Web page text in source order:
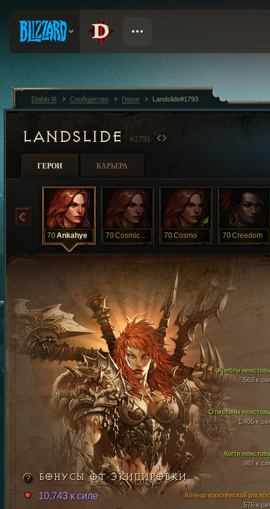
LANDSLIDE #1793
ГЕРОИ КАРЬЕРА
70Ankahye 70 CosmicSounds 70Cosmo 70Creedom
Отметины
1,405 к
Когти
987 к
Хребты
563 к
Кольцо королевской
576 к
БОНУСЫ ОТ ЭКИПИРОВКИ
10,743 к силе
Diablo III Сообщество Герои Landslide#1793